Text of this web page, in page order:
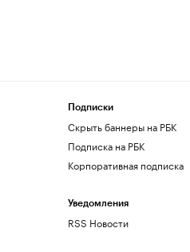
Подписки
Скрыть баннеры на РБК
Подписка на РБК
Корпоративная подписка
Уведомления
RSS Новости